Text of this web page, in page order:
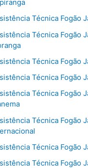
Técnica Fogão
Técnica Fogão
Técnica Fogão
Técnica Fogão
Técnica Fogão
Técnica Fogão
Técnica Fogão
Técnica Fogão